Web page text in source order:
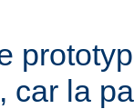
car la